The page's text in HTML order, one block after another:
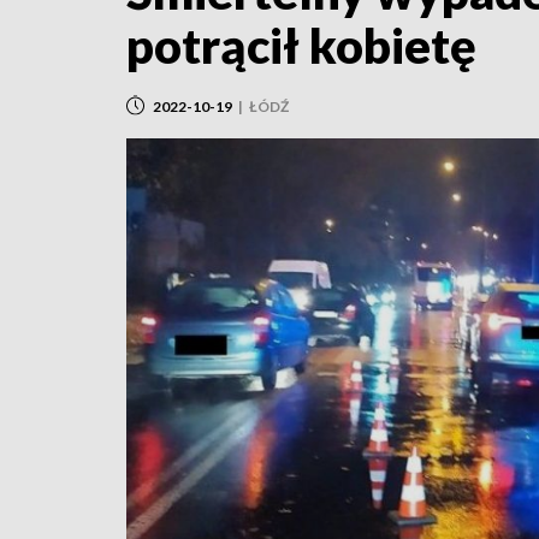
potrącił kobietę
2022-10-19 | ŁÓDŹ